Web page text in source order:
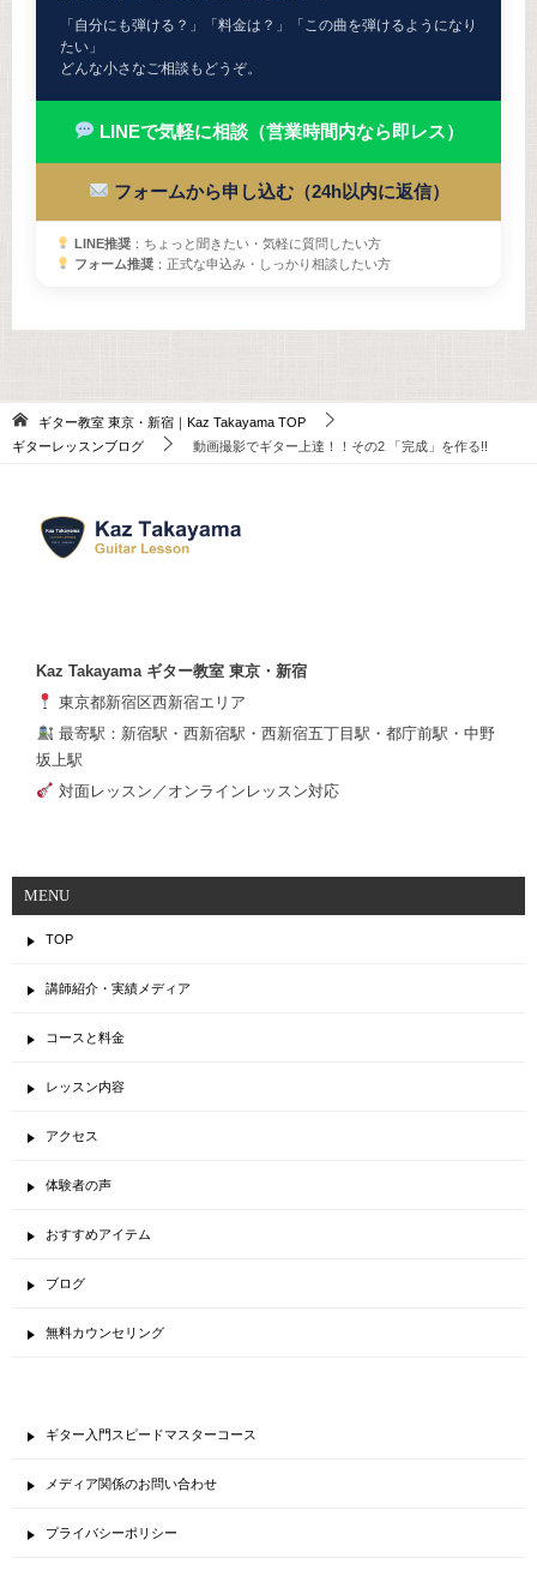
「自分にも弾ける？」「料金は？」「この曲を弾けるようになり
たい」
どんな小さなご相談もどうぞ。
LINEで気軽に相談（営業時間内なら即レス）
フォームから申し込む（24h以内に返信）
LINE推奨：ちょっと聞きたい・気軽に質問したい方
フォーム推奨：正式な申込み・しっかり相談したい方
ギター教室 東京・新宿｜Kaz Takayama TOP
ギターレッスンブログ
動画撮影でギター上達！！その2 「完成」を作る!!
Kaz Takayama ギター教室 東京・新宿
東京都新宿区西新宿エリア
最寄駅：新宿駅・西新宿駅・西新宿五丁目駅・都庁前駅・中野
坂上駅
対面レッスン／オンラインレッスン対応
MENU
TOP
講師紹介・実績メディア
コースと料金
レッスン内容
アクセス
体験者の声
おすすめアイテム
ブログ
無料カウンセリング
ギター入門スピードマスターコース
メディア関係のお問い合わせ
プライバシーポリシー